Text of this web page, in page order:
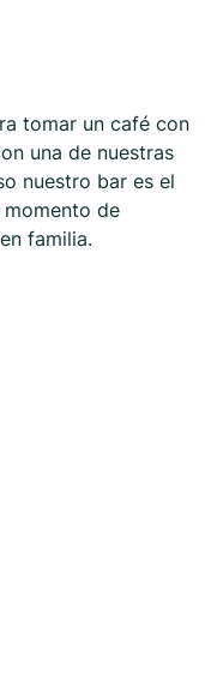
tomar un café con
una de nuestras
nuestro bar es el
de
familia.